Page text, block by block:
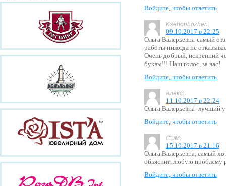
Войдите, чтобы ответить
Ksenonbozhen:
09.10.2017 в 22:25
Ольга Валерьевна-самый
работы никогда не
Очень добрый, искренний
буквы!!! Наш голос, за вас!
Войдите, чтобы ответить
алекс:
11.10.2017 в 22:24
Ольга Валерьевна- лучший
Войдите, чтобы ответить
СЭМ:
15.10.2017 в 21:16
Ольга Валерьевна, самый
обьяснит, любую проблему
Войдите, чтобы ответить